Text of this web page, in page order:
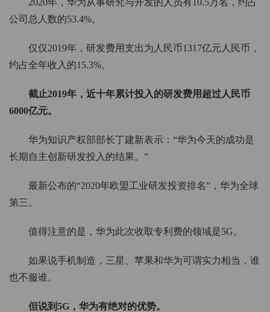
公司总人数的53.4%。
仅仅2019年，研发费用支出为人民币1317亿元人民币，
约占全年收入的15.3%。
截止2019年，近十年累计投入的研发费用超过人民币
6000亿元。
华为知识产权部部长丁建新表示：“华为今天的成功是
长期自主创新研发投入的结果。”
最新公布的“2020年欧盟工业研发投资排名”，华为全球
第三。
值得注意的是，华为此次收取专利费的领域是5G。
如果说手机制造，三星、苹果和华为可谓实力相当，谁
也不服谁。
但说到5G，华为有绝对的优势。